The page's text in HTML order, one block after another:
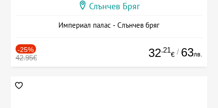
Слънчев Бряг
Империал палас - Слънчев бряг
-25%
42.95€ 32.21
€ / 63лв.